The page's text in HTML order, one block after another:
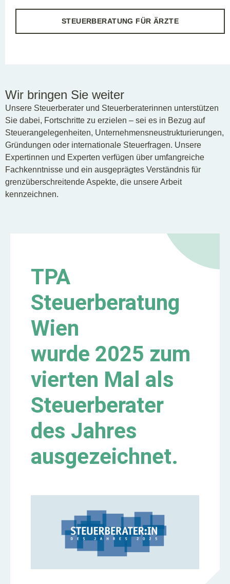
STEUERBERATUNG FÜR ÄRZTE
Wir bringen Sie weiter
Unsere Steuerberater und Steuerberaterinnen unterstützen
Sie dabei, Fortschritte zu erzielen – sei es in Bezug auf
Steuerangelegenheiten, Unternehmensneustrukturierungen,
Gründungen oder internationale Steuerfragen. Unsere
Expertinnen und Experten verfügen über umfangreiche
Fachkenntnisse und ein ausgeprägtes Verständnis für
grenzüberschreitende Aspekte, die unsere Arbeit
kennzeichnen.
TPA
Steuerberatung
Wien
wurde 2025 zum
vierten Mal als
Steuerberater
des Jahres
ausgezeichnet.